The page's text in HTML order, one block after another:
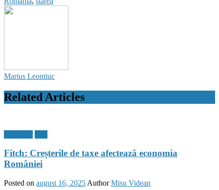
Marius Leontiuc
Related Articles
Fitch: Creșterile de taxe afectează economia
României
Posted on august 16, 2025 Author Misu Videan